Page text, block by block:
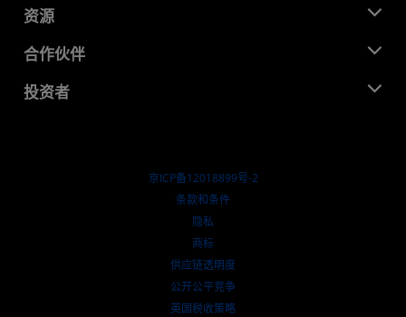
企业责任
就业机会
联系我们
新闻中心
媒体库
资源
开发中心
成功案例
合作伙伴
AMD 合作伙伴中心
投资者
京ICP备12018899号-2
​条款和条件
隐私
商标
供应链透明度
公开公平竞争
英国税收策略